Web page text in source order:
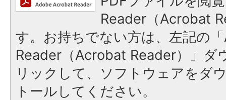
Reader（Acrobat
す。お持ちでない方は、左記の
Reader（Acrobat Reader）」ダ
リックして、ソフトウェアをダ
トールしてください。